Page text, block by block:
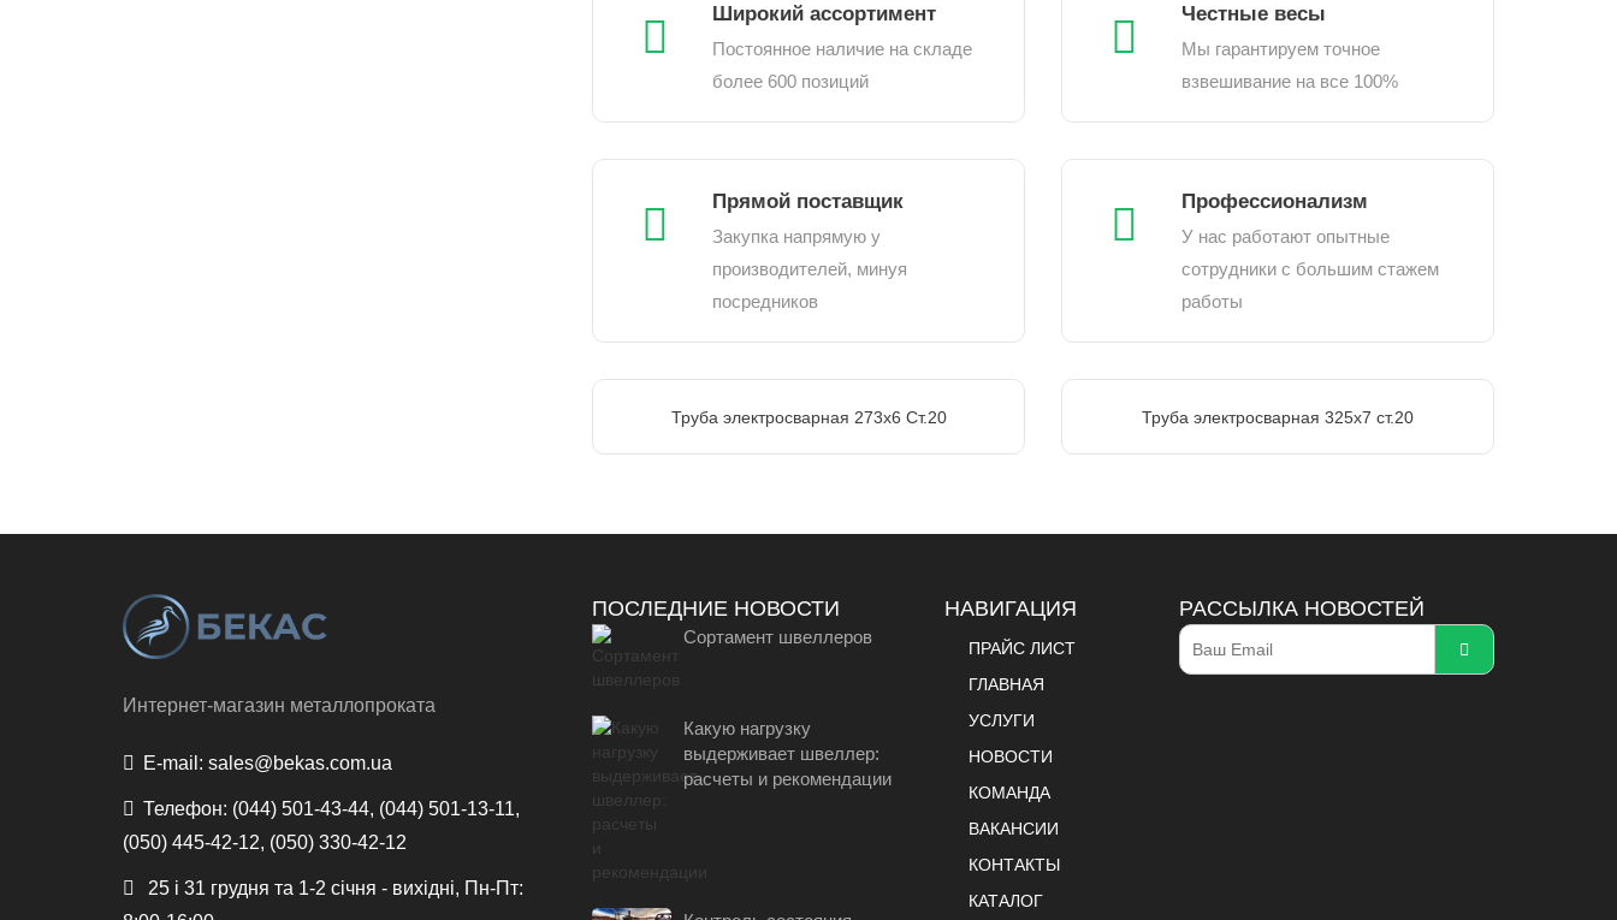
Широкий ассортимент
Постоянное наличие на складе
более 600 позиций
Честные весы
Мы гарантируем точное
взвешивание на все 100%
Прямой поставщик
Закупка напрямую у
производителей, минуя
посредников
Профессионализм
У нас работают опытные
сотрудники с большим стажем
работы
Труба электросварная 273х6 Ст.20 Труба электросварная 325х7 ст.20
Интернет-магазин металлопроката
E-mail: sales@bekas.com.ua
Телефон: (044) 501-43-44, (044) 501-13-11,
(050) 445-42-12, (050) 330-42-12
25 і 31 грудня та 1-2 січня - вихідні, Пн-Пт:
ПОСЛЕДНИЕ НОВОСТИ
Сортамент швеллеров
Какую нагрузку
выдерживает швеллер:
расчеты и рекомендации
НАВИГАЦИЯ
ПРАЙС ЛИСТ
ГЛАВНАЯ
УСЛУГИ
НОВОСТИ
КОМАНДА
ВАКАНСИИ
КОНТАКТЫ
КАТАЛОГ
РАССЫЛКА НОВОСТЕЙ